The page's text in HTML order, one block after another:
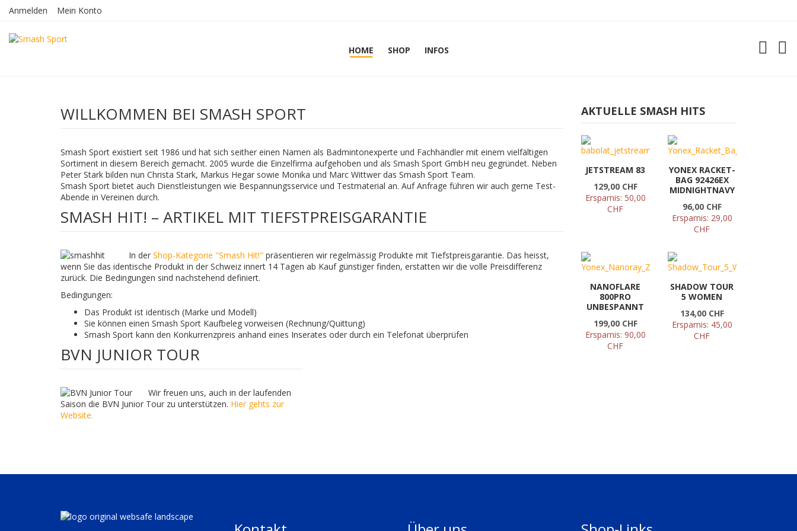
Anmelden Mein Konto
HOME SHOP INFOS
WILLKOMMEN BEI SMASH SPORT
Smash Sport existiert seit 1986 und hat sich seither einen Namen als Badmintonexperte und Fachhändler mit einem vielfältigen
Sortiment in diesem Bereich gemacht. 2005 wurde die Einzelfirma aufgehoben und als Smash Sport GmbH neu gegründet. Neben
Peter Stark bilden nun Christa Stark, Markus Hegar sowie Monika und Marc Wittwer das Smash Sport Team.
Smash Sport bietet auch Dienstleistungen wie Bespannungsservice und Testmaterial an. Auf Anfrage führen wir auch gerne Test-
Abende in Vereinen durch.
SMASH HIT! – ARTIKEL MIT TIEFSTPREISGARANTIE
In der Shop-Kategorie "Smash Hit!" präsentieren wir regelmässig Produkte mit Tiefstpreisgarantie. Das heisst,
wenn Sie das identische Produkt in der Schweiz innert 14 Tagen ab Kauf günstiger finden, erstatten wir die volle Preisdifferenz
zurück. Die Bedingungen sind nachstehend definiert.
Bedingungen:
Das Produkt ist identisch (Marke und Modell)
Sie können einen Smash Sport Kaufbeleg vorweisen (Rechnung/Quittung)
Smash Sport kann den Konkurrenzpreis anhand eines Inserates oder durch ein Telefonat überprüfen
BVN JUNIOR TOUR
Wir freuen uns, auch in der laufenden
Saison die BVN Junior Tour zu unterstützen. Hier gehts zur
Website.
AKTUELLE SMASH HITS
JETSTREAM 83
129,00 CHF
Ersparnis: 50,00
CHF
YONEX RACKET-
BAG 92426EX
MIDNIGHTNAVY
96,00 CHF
Ersparnis: 29,00
CHF
NANOFLARE
800PRO
UNBESPANNT
199,00 CHF
Ersparnis: 90,00
CHF
SHADOW TOUR
5 WOMEN
134,00 CHF
Ersparnis: 45,00
CHF